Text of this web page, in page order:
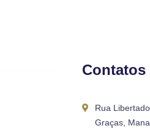
Contatos
Rua
Graças,